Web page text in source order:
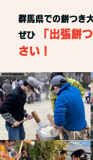
群馬県での餅つき
ぜひ
「出張餅
さい！